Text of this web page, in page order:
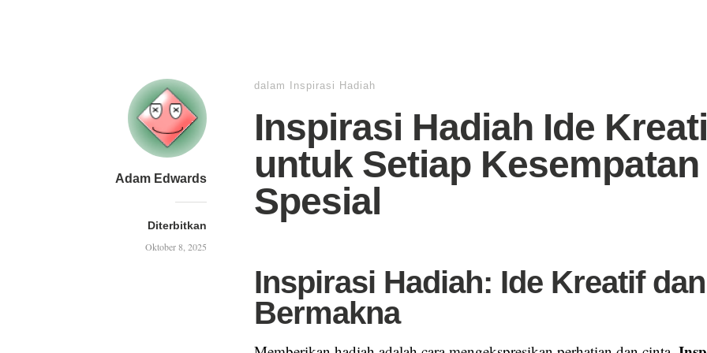
Adam Edwards
Diterbitkan
Oktober 8, 2025
dalam Inspirasi Hadiah
Inspirasi Hadiah Ide
untuk Setiap Kesempatan
Spesial
Inspirasi Hadiah: Ide Kreatif dan
Bermakna